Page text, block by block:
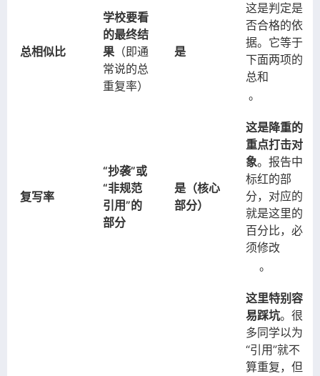
总相似比
学校要看
的最终结
果 （即通
常说的总
重复率）
是
这是判定是
否合格的依
据。它等于
下面两项的
总和
。
复写率
“抄袭”或
“非规范
引用”的
部分
是（核心
部分）
这是降重的
重点打击对
象。报告中
标红的部
分，对应的
就是这里的
百分比，必
须修改
。
这里特别容
易踩坑。很
多同学以为
“引用”就不
算重复，但